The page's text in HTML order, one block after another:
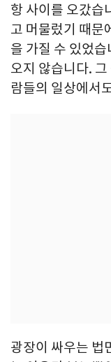
항 사이를 오갔습
고 머물렀기 때문
을 가질 수 있었
오지 않습니다.
람들의 일상에서
광장이 싸우는 법